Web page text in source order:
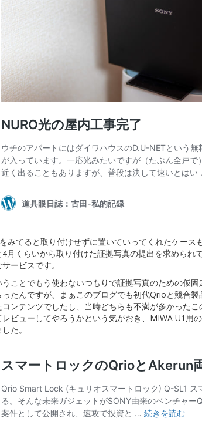
みてると取り付けせずに置いていってくれたケース
4月くらいから取り付けた証拠写真の提出を求められ
ービスです。
うことでもう使わないつもりで証拠写真のための仮
ったんですが、まぁこのブログでも初代Qrioと競合
コンテンツでしたし、当時どちらも不満が多かった
レビューしてやろうかという気がおき、MIWA U1用
た。